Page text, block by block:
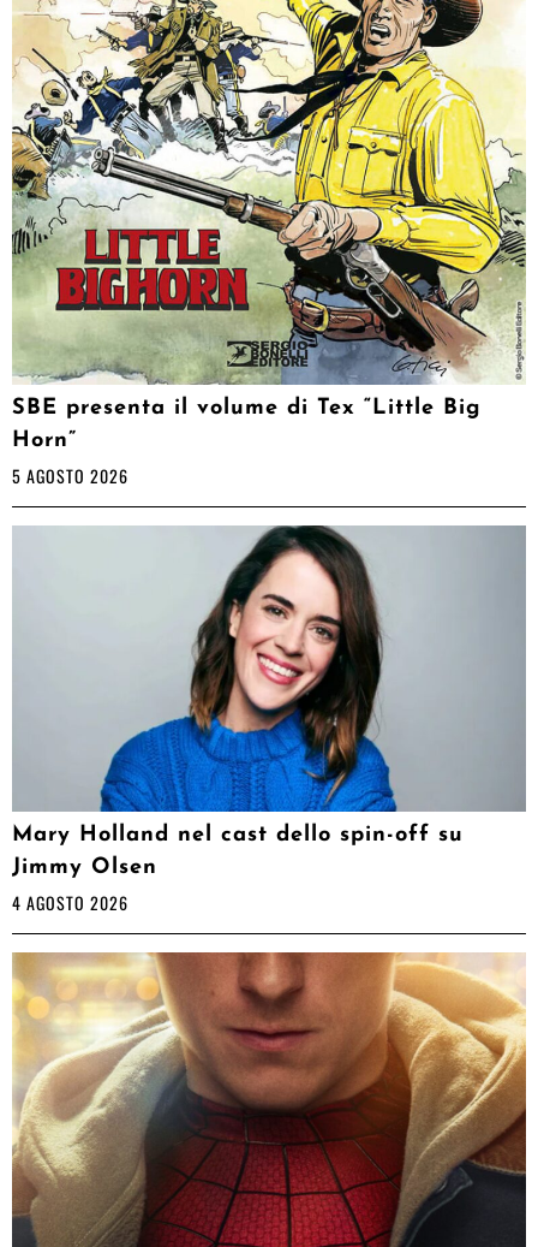
SBE presenta il volume di Tex “Little Big
Horn”
5 AGOSTO 2026
Mary Holland nel cast dello spin-off su
Jimmy Olsen
4 AGOSTO 2026